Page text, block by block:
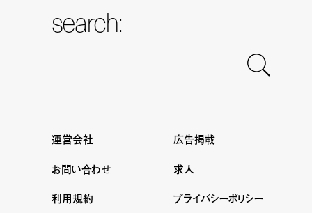
search:
運営会社
広告掲載
お問い合わせ
求人
利用規約
プライバシーポリシー